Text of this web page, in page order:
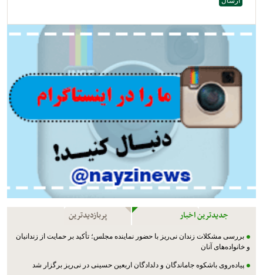
جدیدترین اخبار پربازدیدترین
بررسی مشکلات زندان نی‌ریز با حضور نماینده مجلس؛ تأکید بر حمایت از زندانیان
و خانواده‌های آنان
پیاده‌روی باشکوه جاماندگان و دلدادگان اربعین حسینی در نی‌ریز برگزار شد